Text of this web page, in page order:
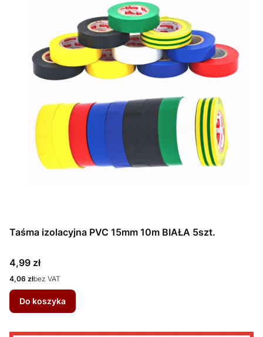
Taśma izolacyjna PVC 15mm 10m BIAŁA 5szt.
Cena
4,99 zł
Cena
4,06 złbez VAT
Do koszyka